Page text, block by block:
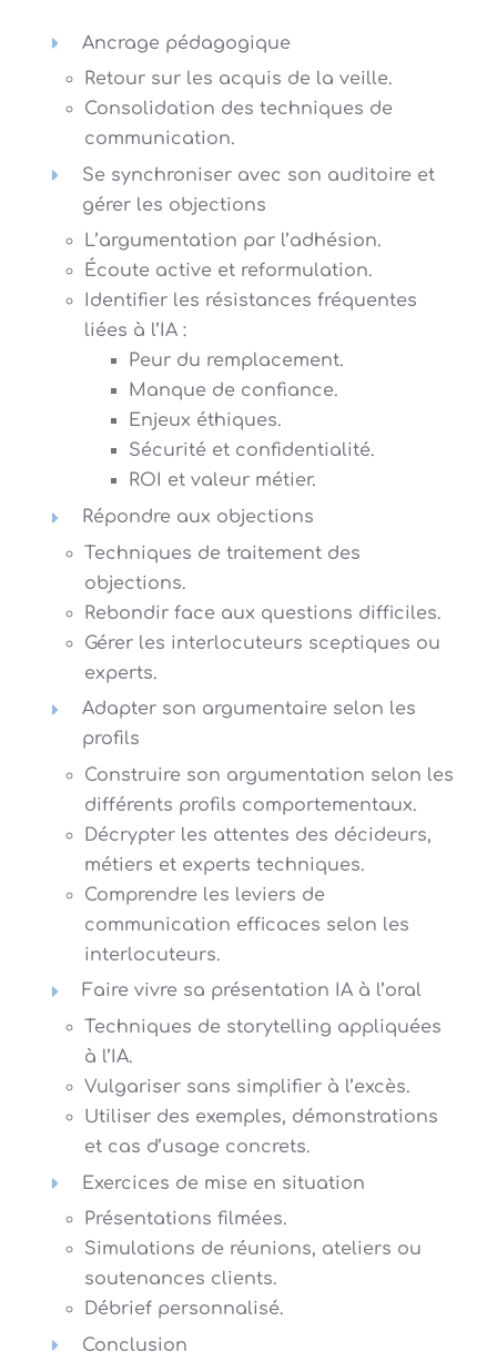
Ancrage pédagogique
Retour sur les acquis de la veille.
Consolidation des techniques de
communication.
Se synchroniser avec son auditoire et
gérer les objections
L’argumentation par l’adhésion.
Écoute active et reformulation.
Identifier les résistances fréquentes
liées à l’IA :
Peur du remplacement.
Manque de confiance.
Enjeux éthiques.
Sécurité et confidentialité.
ROI et valeur métier.
Répondre aux objections
Techniques de traitement des
objections.
Rebondir face aux questions difficiles.
Gérer les interlocuteurs sceptiques ou
experts.
Adapter son argumentaire selon les
profils
Construire son argumentation selon les
différents profils comportementaux.
Décrypter les attentes des décideurs,
métiers et experts techniques.
Comprendre les leviers de
communication efficaces selon les
interlocuteurs.
Faire vivre sa présentation IA à l’oral
Techniques de storytelling appliquées
à l’IA.
Vulgariser sans simplifier à l’excès.
Utiliser des exemples, démonstrations
et cas d’usage concrets.
Exercices de mise en situation
Présentations filmées.
Simulations de réunions, ateliers ou
soutenances clients.
Débrief personnalisé.
Conclusion